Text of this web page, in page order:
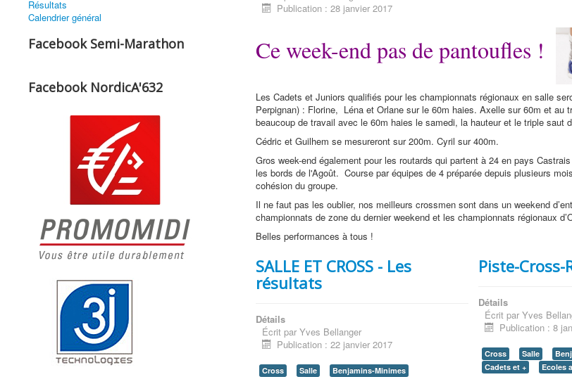
Résultats
Calendrier général
Facebook Semi-Marathon
Facebook NordicA'632
Publication : 28 janvier 2017
Ce week-end pas de pantoufles !
Les Cadets et Juniors qualifiés pour les championnats régionaux en salle
Perpignan) : Florine, Léna et Orlane sur le 60m haies. Axelle sur 60m et au
beaucoup de travail avec le 60m haies le samedi, la hauteur et le triple saut
Cédric et Guilhem se mesureront sur 200m. Cyril sur 400m.
Gros week-end également pour les routards qui partent à 24 en pays
les bords de l'Agoût. Course par équipes de 4 préparée depuis plusieurs
cohésion du groupe.
Il ne faut pas les oublier, nos meilleurs crossmen sont dans un weekend
championnats de zone du dernier weekend et les championnats régionaux
Belles performances à tous !
SALLE ET CROSS - Les
résultats
Détails
Écrit par Yves Bellanger
Publication : 22 janvier 2017
Cross Salle
Benjamins-Minimes
Piste-Cross-
Détails
Écrit par Yves
Publication : 8
Cross Salle
Cadets et +
Ecoles